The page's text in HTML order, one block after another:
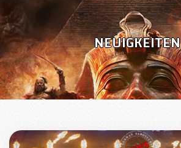
NEUIGKEITEN